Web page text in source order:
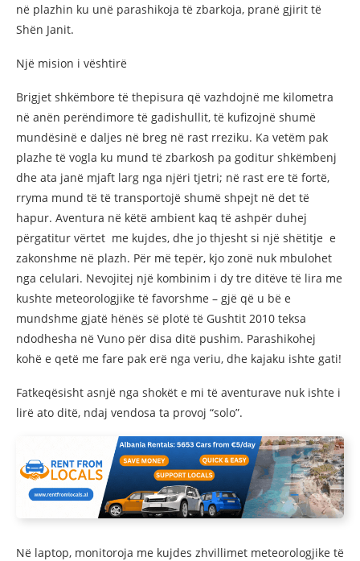
në plazhin ku unë parashikoja të zbarkoja, pranë gjirit të
Shën Janit.
Një mision i vështirë
Brigjet shkëmbore të thepisura që vazhdojnë me kilometra
në anën perëndimore të gadishullit, të kufizojnë shumë
mundësinë e daljes në breg në rast rreziku. Ka vetëm pak
plazhe të vogla ku mund të zbarkosh pa goditur shkëmbenj
dhe ata janë mjaft larg nga njëri tjetri; në rast ere të fortë,
rryma mund të të transportojë shumë shpejt në det të
hapur. Aventura në këtë ambient kaq të ashpër duhej
përgatitur vërtet me kujdes, dhe jo thjesht si një shëtitje e
zakonshme në plazh. Për më tepër, kjo zonë nuk mbulohet
nga celulari. Nevojitej një kombinim i dy tre ditëve të lira me
kushte meteorologjike të favorshme – gjë që u bë e
mundshme gjatë hënës së plotë të Gushtit 2010 teksa
ndodhesha në Vuno për disa ditë pushim. Parashikohej
kohë e qetë me fare pak erë nga veriu, dhe kajaku ishte gati!
Fatkeqësisht asnjë nga shokët e mi të aventurave nuk ishte i
lirë ato ditë, ndaj vendosa ta provoj “solo”.
Në laptop, monitoroja me kujdes zhvillimet meteorologjike të